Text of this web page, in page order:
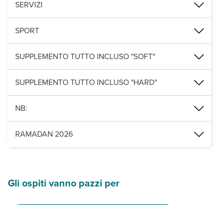
SERVIZI
3 piscine esterne, di cui una per bambini, con ombrelloni, lettini
SPORT
sala fitness, campo da tennis, ping pong, beach volley. A
SUPPLEMENTO TUTTO INCLUSO "SOFT"
- colazione, pranzo e cena a buffet al ristorante principale
- consumo illimitato al bicchiere di acqua e bevande analcoliche
SUPPLEMENTO TUTTO INCLUSO "HARD"
- consumo illimitato al bicchiere anche di bevande alcoliche,
NB:
Si ricorda che in caso di arrivo in destinazione prima dell'orario
RAMADAN 2026
Gli ospiti vanno pazzi per